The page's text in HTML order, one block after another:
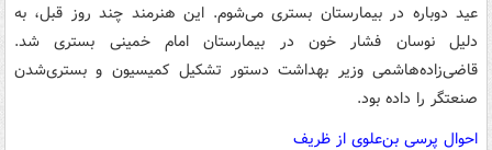
عید دوباره در بیمارستان بستری می‌شوم. این هنرمند چند روز قبل، به
دلیل نوسان فشار خون در بیمارستان امام خمینی بستری شد.
قاضی‌زاده‌هاشمی وزیر بهداشت دستور تشکیل کمیسیون و بستری‌شدن
صنعتگر را داده بود.
احوال پرسی بن‌علوی از ظریف